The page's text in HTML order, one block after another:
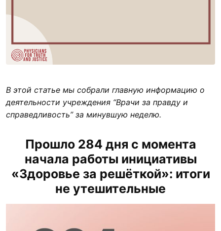
В этой статье мы собрали главную информацию о
деятельности учреждения “Врачи за правду и
справедливость” за минувшую неделю.
Прошло 284 дня с момента
начала работы инициативы
«Здоровье за решёткой»: итоги
не утешительные